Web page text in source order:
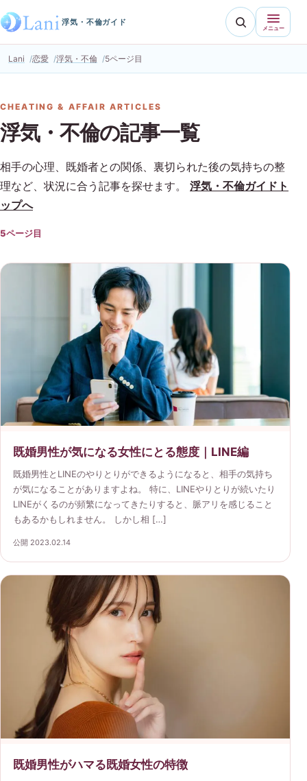
浮気・不倫ガイド
メニュー
Lani 恋愛 浮気・不倫 5ページ目
CHEATING & AFFAIR ARTICLES
浮気・不倫の記事一覧
相手の心理、既婚者との関係、裏切られた後の気持ちの整
理など、状況に合う記事を探せます。 浮気・不倫ガイドト
ップへ
5ページ目
既婚男性が気になる女性にとる態度｜LINE編
既婚男性とLINEのやりとりができるようになると、相手の気持ち
が気になることがありますよね。 特に、LINEやりとりが続いたり
LINEがくるのが頻繁になってきたりすると、脈アリを感じること
もあるかもしれません。 しかし相 […]
公開 2023.02.14
既婚男性がハマる既婚女性の特徴